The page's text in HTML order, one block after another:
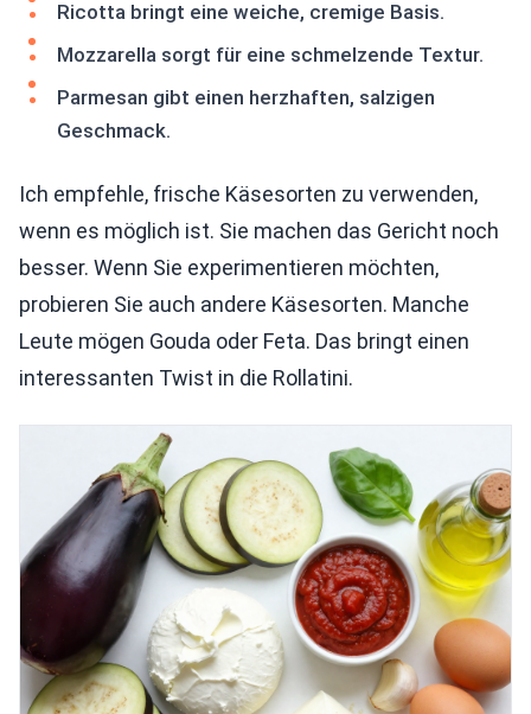
Ricotta bringt eine weiche, cremige Basis.
Mozzarella sorgt für eine schmelzende Textur.
Parmesan gibt einen herzhaften, salzigen
Geschmack.
Ich empfehle, frische Käsesorten zu verwenden,
wenn es möglich ist. Sie machen das Gericht noch
besser. Wenn Sie experimentieren möchten,
probieren Sie auch andere Käsesorten. Manche
Leute mögen Gouda oder Feta. Das bringt einen
interessanten Twist in die Rollatini.